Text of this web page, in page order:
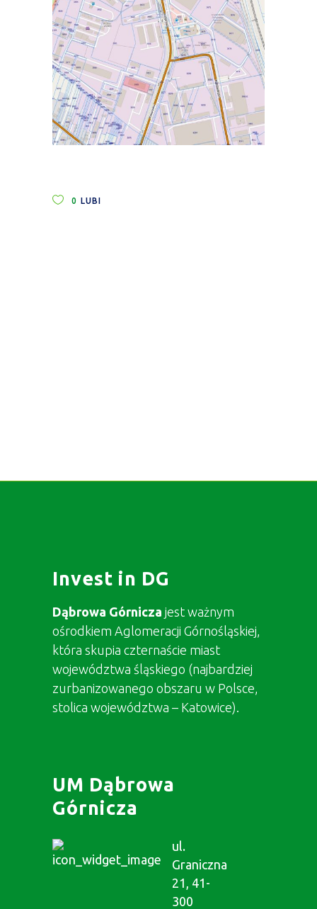
0 LUBI
Invest in DG
Dąbrowa Górnicza jest ważnym
ośrodkiem Aglomeracji Górnośląskiej,
która skupia czternaście miast
województwa śląskiego (najbardziej
zurbanizowanego obszaru w Polsce,
stolica województwa – Katowice).
UM Dąbrowa
Górnicza
ul.
Graniczna
21, 41-
300